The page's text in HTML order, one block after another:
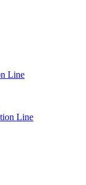
Line
Line